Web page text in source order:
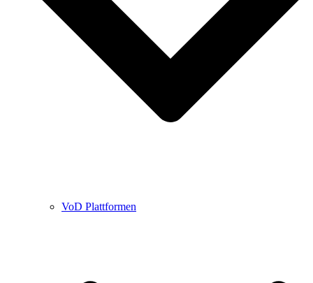
VoD Plattformen